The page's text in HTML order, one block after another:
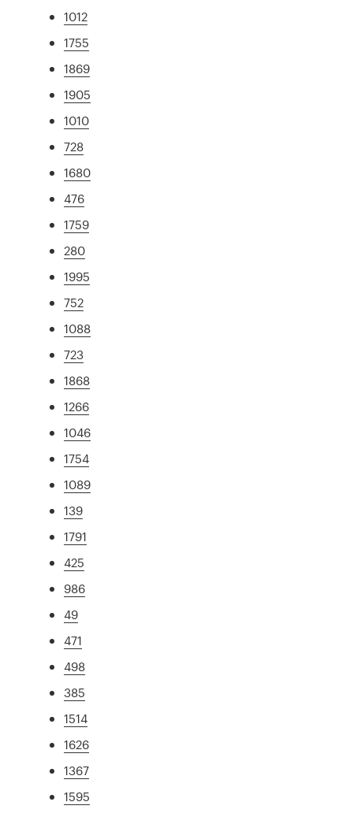
1012
1755
1869
1905
1010
728
1680
476
1759
280
1995
752
1088
723
1868
1266
1046
1754
1089
139
1791
425
986
49
471
498
385
1514
1626
1367
1595